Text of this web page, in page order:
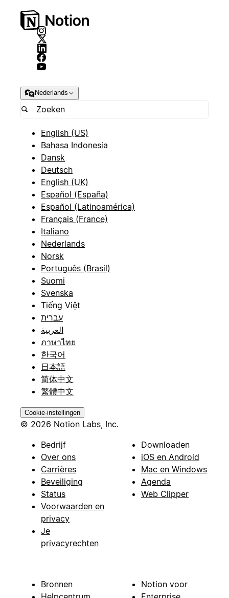
Nederlands
English (US)
Bahasa Indonesia
Dansk
Deutsch
English (UK)
Español (España)
Español (Latinoamérica)
Français (France)
Italiano
Nederlands
Norsk
Português (Brasil)
Suomi
Svenska
Tiếng Việt
עברית
العربية
ภาษาไทย
한국어
日本語
简体中文
繁體中文
Cookie-instellingen
© 2026 Notion Labs, Inc.
Bedrijf
Over ons
Carrières
Beveiliging
Status
Voorwaarden en
privacy
Je
privacyrechten
Downloaden
iOS en Android
Mac en Windows
Agenda
Web Clipper
Bronnen
Notion voor